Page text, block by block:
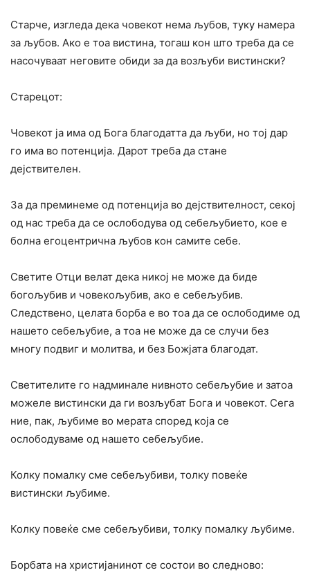
Старче, изгледа дека човекот нема љубов, туку намера
за љубов. Ако е тоа вистина, тогаш кон што треба да се
насочуваат неговите обиди за да возљуби вистински?
Старецот:
Човекот ја има од Бога благодатта да љуби, но тој дар
го има во потенција. Дарот треба да стане
дејствителен.
За да преминеме од потенција во дејствителност, секој
од нас треба да се ослободува од себељубието, кое е
болна егоцентрична љубов кон самите себе.
Светите Отци велат дека никој не може да биде
богољубив и човекољубив, ако е себељубив.
Следствено, целата борба е во тоа да се ослободиме од
нашето себељубие, а тоа не може да се случи без
многу подвиг и молитва, и без Божјата благодат.
Светителите го надминале нивното себељубие и затоа
можеле вистински да ги возљубат Бога и човекот. Сега
ние, пак, љубиме во мерата според која се
ослободуваме од нашето себељубие.
Колку помалку сме себељубиви, толку повеќе
вистински љубиме.
Колку повеќе сме себељубиви, толку помалку љубиме.
Борбата на христијанинот се состои во следново: